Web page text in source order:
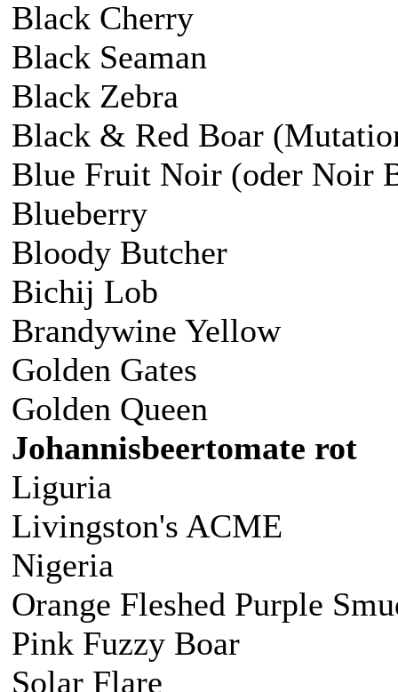
Black Cherry
Black Seaman
Black Zebra
Black & Red Boar
Blue Fruit Noir (oder Noir
Blueberry
Bloody Butcher
Bichij Lob
Brandywine Yellow
Golden Gates
Golden Queen
Johannisbeertomate rot
Liguria
Livingston's ACME
Nigeria
Orange Fleshed Purple
Pink Fuzzy Boar
Solar Flare